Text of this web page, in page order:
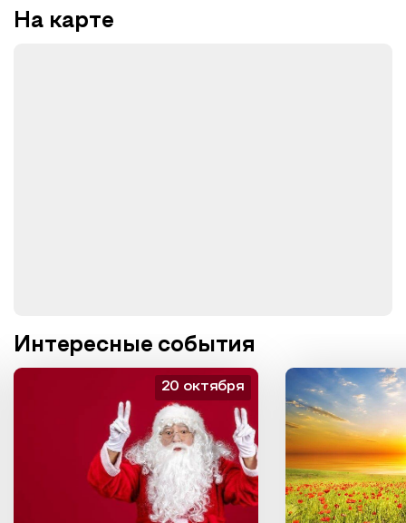
На карте
Интересные события
20 октября